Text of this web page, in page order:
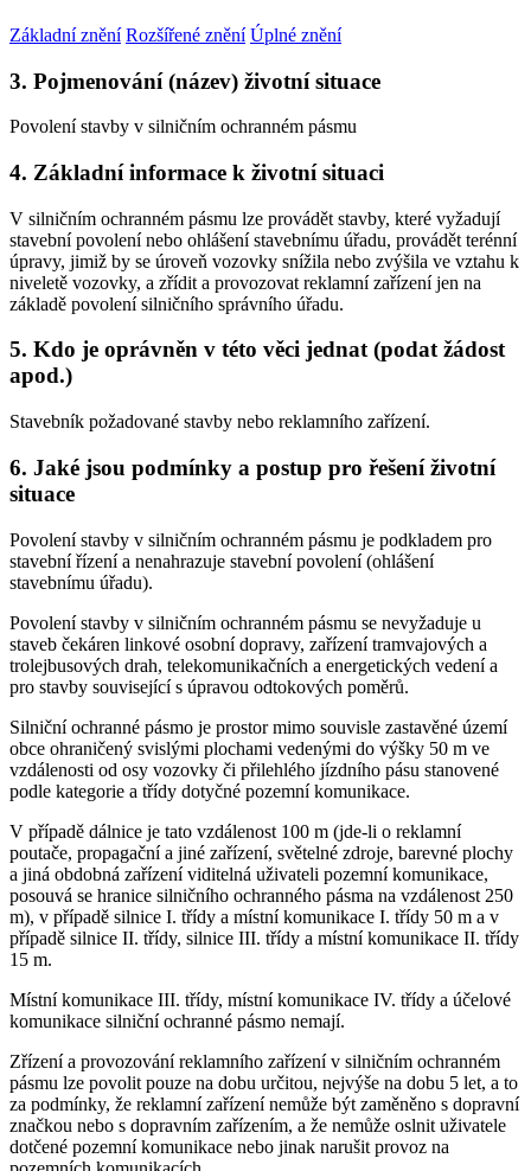
Základní znění Rozšířené znění Úplné znění
3. Pojmenování (název) životní situace
Povolení stavby v silničním ochranném pásmu
4. Základní informace k životní situaci
V silničním ochranném pásmu lze provádět stavby, které vyžadují
stavební povolení nebo ohlášení stavebnímu úřadu, provádět terénní
úpravy, jimiž by se úroveň vozovky snížila nebo zvýšila ve vztahu k
niveletě vozovky, a zřídit a provozovat reklamní zařízení jen na
základě povolení silničního správního úřadu.
5. Kdo je oprávněn v této věci jednat (podat žádost
apod.)
Stavebník požadované stavby nebo reklamního zařízení.
6. Jaké jsou podmínky a postup pro řešení životní
situace
Povolení stavby v silničním ochranném pásmu je podkladem pro
stavební řízení a nenahrazuje stavební povolení (ohlášení
stavebnímu úřadu).
Povolení stavby v silničním ochranném pásmu se nevyžaduje u
staveb čekáren linkové osobní dopravy, zařízení tramvajových a
trolejbusových drah, telekomunikačních a energetických vedení a
pro stavby související s úpravou odtokových poměrů.
Silniční ochranné pásmo je prostor mimo souvisle zastavěné území
obce ohraničený svislými plochami vedenými do výšky 50 m ve
vzdálenosti od osy vozovky či přilehlého jízdního pásu stanovené
podle kategorie a třídy dotyčné pozemní komunikace.
V případě dálnice je tato vzdálenost 100 m (jde-li o reklamní
poutače, propagační a jiné zařízení, světelné zdroje, barevné plochy
a jiná obdobná zařízení viditelná uživateli pozemní komunikace,
posouvá se hranice silničního ochranného pásma na vzdálenost 250
m), v případě silnice I. třídy a místní komunikace I. třídy 50 m a v
případě silnice II. třídy, silnice III. třídy a místní komunikace II. třídy
15 m.
Místní komunikace III. třídy, místní komunikace IV. třídy a účelové
komunikace silniční ochranné pásmo nemají.
Zřízení a provozování reklamního zařízení v silničním ochranném
pásmu lze povolit pouze na dobu určitou, nejvýše na dobu 5 let, a to
za podmínky, že reklamní zařízení nemůže být zaměněno s dopravní
značkou nebo s dopravním zařízením, a že nemůže oslnit uživatele
dotčené pozemní komunikace nebo jinak narušit provoz na